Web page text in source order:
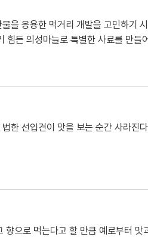
을 응용한 먹거리 개발을 고민하기
힘든 의성마늘로 특별한 사료를 만들
한 선입견이 맛을 보는 순간 사라진
으로 먹는다고 할 만큼 예로부터